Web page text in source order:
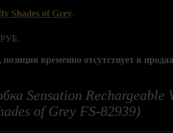
Shades of Grey.
РУБ.
временно отсутствует в
Sensation
of Grey FS-82939)